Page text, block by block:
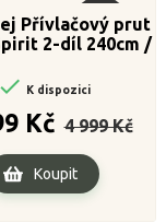
Výprodej!
Přívlačový prut
2-díl 240cm /
 K dispozici
Kč cena
4 999 Kč
Cena
Koupit